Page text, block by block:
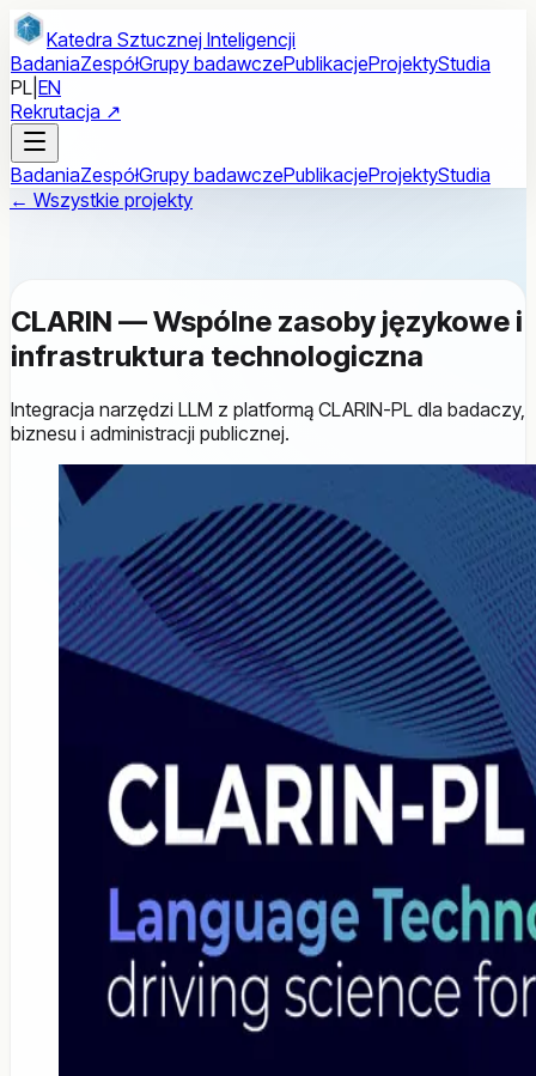
Przejdź do treści głównej
Katedra Sztucznej Inteligencji
BadaniaZespółGrupy badawczePublikacjeProjektyStudia
PL EN
Rekrutacja ↗
BadaniaZespółGrupy badawczePublikacjeProjektyStudia
← Wszystkie projekty
CLARIN — Wspólne zasoby językowe i
infrastruktura technologiczna
Integracja narzędzi LLM z platformą CLARIN-PL dla badaczy,
biznesu i administracji publicznej.